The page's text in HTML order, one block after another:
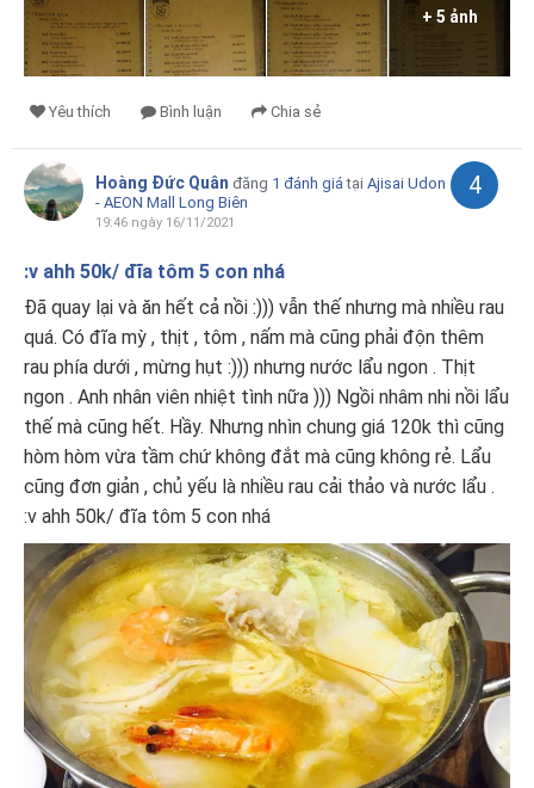
+ 5 ảnh
Yêu thích Bình luận Chia sẻ
Hoàng Đức Quân đăng 1 đánh giá tại Ajisai Udon
- AEON Mall Long Biên
19:46 ngày 16/11/2021
4
:v ahh 50k/ đĩa tôm 5 con nhá
Đã quay lại và ăn hết cả nồi :))) vẫn thế nhưng mà nhiều rau
quá. Có đĩa mỳ , thịt , tôm , nấm mà cũng phải độn thêm
rau phía dưới , mừng hụt :))) nhưng nước lẩu ngon . Thịt
ngon . Anh nhân viên nhiệt tình nữa ))) Ngồi nhâm nhi nồi lẩu
thế mà cũng hết. Hầy. Nhưng nhìn chung giá 120k thì cũng
hòm hòm vừa tầm chứ không đắt mà cũng không rẻ. Lẩu
cũng đơn giản , chủ yếu là nhiều rau cải thảo và nước lẩu .
:v ahh 50k/ đĩa tôm 5 con nhá